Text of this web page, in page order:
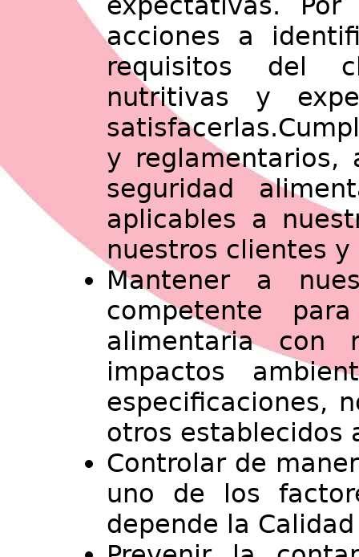
acciones a
requisitos del
nutritivas y
y reglamentarios,
seguridad
aplicables a
nuestros clientes
Mantener a
competente
alimentaria con
impactos
especificaciones,
otros establecidos
Controlar de
uno de los
depende la